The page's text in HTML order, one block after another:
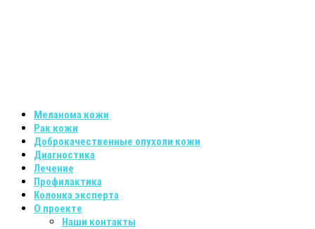
Меланома кожи
Рак кожи
Доброкачественные опухоли кожи
Диагностика
Лечение
Профилактика
Колонка эксперта
О проекте
Наши контакты